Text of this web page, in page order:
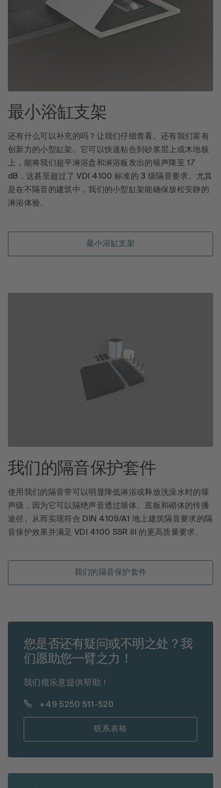
最小浴缸支架
还有什么可以补充的吗？让我们仔细查看。还有我们富有
创新力的小型缸架。它可以快速粘合到砂浆层上或木地板
上，能将我们超平淋浴盘和淋浴板发出的噪声降至 17
dB，这甚至超过了 VDI 4100 标准的 3 级隔音要求。尤其
是在不隔音的建筑中，我们的小型缸架能确保放松安静的
淋浴体验。
最小浴缸支架
我们的隔音保护套件
使用我们的隔音带可以明显降低淋浴或释放洗澡水时的噪
声级，因为它可以隔绝声音透过墙体、底板和砌体的传播
途径。从而实现符合 DIN 4109/A1 地上建筑隔音要求的隔
音保护效果并满足 VDI 4100 SSR III 的更高质量要求。
我们的隔音保护套件
您是否还有疑问或不明之处？我
们愿助您一臂之力！
我们很乐意提供帮助！
+49 5250 511-520
联系表格